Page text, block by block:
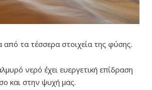
από τα τέσσερα στοιχεία της φύσης.
νερό ΄΄έχει ευεργετική επίδραση
και στην ψυχή μας.